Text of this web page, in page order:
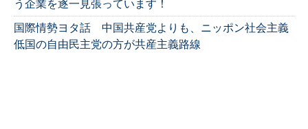
う企業を逐一見張っています！
国際情勢ヨタ話 中国共産党よりも、ニッポン社会主義
低国の自由民主党の方が共産主義路線